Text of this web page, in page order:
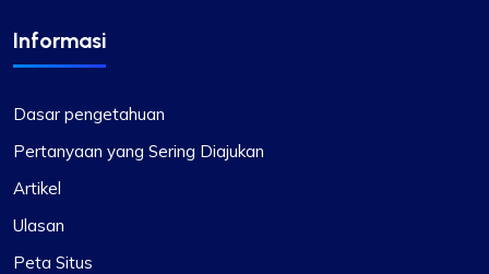
Informasi
Dasar pengetahuan
Pertanyaan yang Sering Diajukan
Artikel
Ulasan
Peta Situs